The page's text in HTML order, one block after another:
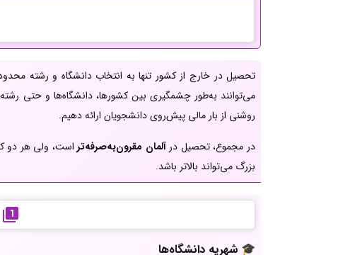
تحصیل در خارج از کشور تنها به انتخاب دانشگاه و رشته
می‌توانند به‌طور چشمگیری بین کشورها، دانشگاه‌ها و حتی
روشنی از بار مالی پیش‌روی دانشجویان ارائه دهیم.
در مجموع، تحصیل درآلمان مقرون‌به‌صرفه‌تراست، ولی هر دو
بزرگ می‌تواند بالاتر باشد.
🎓 شهریه دانشگاه‌ها